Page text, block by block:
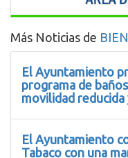
Más Noticias de
El Ayuntamiento
programa de
movilidad reducida
El Ayuntamiento
Tabaco con una